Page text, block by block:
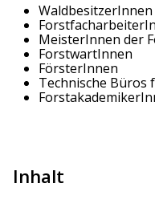
MeisterInnen der
ForstwartInnen
FörsterInnen
Technische
Inhalt